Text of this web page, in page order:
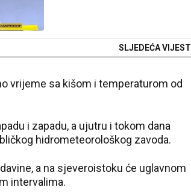
SLJEDEĆA VIJEST
vrijeme sa kišom i temperaturom od
i zapadu, a ujutru i tokom dana
hidrometeorološkog zavoda.
a na sjeveroistoku će uglavnom
intervalima.